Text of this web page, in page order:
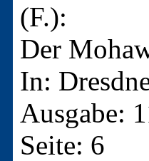
(F.):
Der
In:
Ausgabe:
Seite: 6